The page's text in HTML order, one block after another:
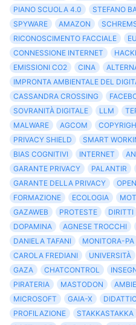
PIANO SCUOLA 4.0
STEFANO
SPYWARE
AMAZON
RICONOSCIMENTO FACCIALE
EU
CONNESSIONE INTERNET
EMISSIONI CO2
CINA
IMPRONTA AMBIENTALE DEL
CASSANDRA CROSSING
SOVRANITÀ DIGITALE
LLM
MALWARE
AGCOM
PRIVACY SHIELD
SMART
BIAS COGNITIVI
INTERNET
GARANTE PRIVACY
PALANTIR
GARANTE DELLA PRIVACY
FORMAZIONE
ECOLOGIA
GAZAWEB
PROTESTE DIRITTI
DOPAMINA
AGNESE TROCCHI
DANIELA TAFANI
MONITORA-PA
CAROLA FREDIANI
UNIVERSITÀ
GAZA
CHATCONTROL
PIRATERIA
MASTODON
MICROSOFT
GAIA-X
PROFILAZIONE
STAKKASTAKKA